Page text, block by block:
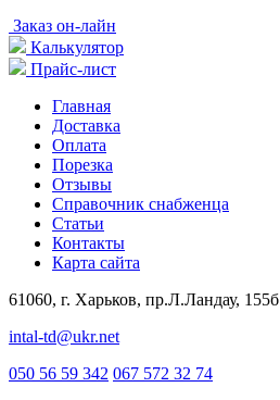
Заказ он-лайн
Калькулятор
Прайс-лист
Главная
Доставка
Оплата
Порезка
Отзывы
Справочник снабженца
Статьи
Контакты
Карта сайта
61060, г. Харьков, пр.Л.Ландау, 155б
intal-td@ukr.net
050 56 59 342 067 572 32 74